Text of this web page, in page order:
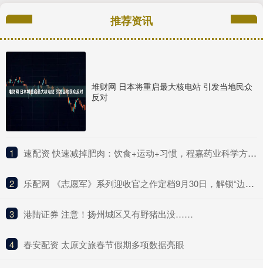
推荐资讯
堆财网 日本将重启最大核电站 引发当地民众
反对
1 ​速配资 快速减掉肥肉：饮食+运动+习惯，程嘉药业科学方法全解析
2 ​乐配网 《志愿军》系列迎收官之作定档9月30日，解锁“边打边谈”新战局
3 ​港陆证券 注意！扬州城区又有野猪出没……
4 ​春安配资 太原文旅春节假期多项数据亮眼